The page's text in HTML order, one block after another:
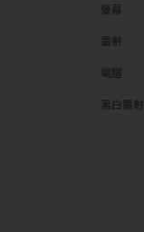
螢幕
雷射
電腦
黑白雷射